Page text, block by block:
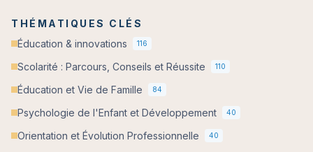
THÉMATIQUES CLÉS
Éducation & innovations
116
Scolarité : Parcours, Conseils et Réussite 110
Éducation et Vie de Famille 84
Psychologie de l'Enfant et Développement 40
Orientation et Évolution Professionnelle 40